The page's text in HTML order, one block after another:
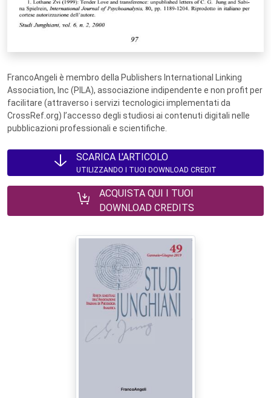
FrancoAngeli è membro della Publishers International Linking
Association, Inc (PILA), associazione indipendente e non profit per
facilitare (attraverso i servizi tecnologici implementati da
CrossRef.org) l’accesso degli studiosi ai contenuti digitali nelle
pubblicazioni professionali e scientifiche.
SCARICA L'ARTICOLO
UTILIZZANDO I TUOI DOWNLOAD CREDIT
ACQUISTA QUI I TUOI
DOWNLOAD CREDITS